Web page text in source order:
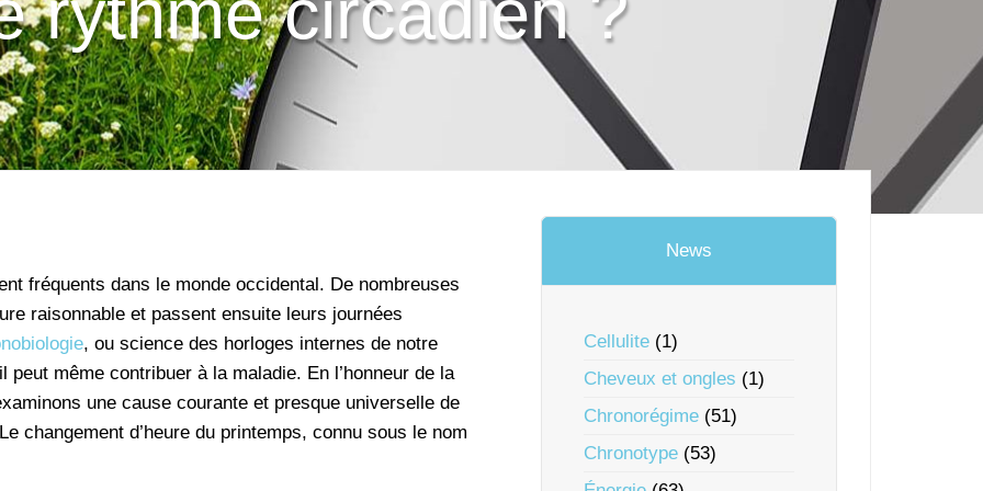
fréquents dans le monde occidental. De nombreuses
raisonnable et passent ensuite leurs journées
, ou science des horloges internes de notre
peut même contribuer à la maladie. En l’honneur de la
une cause courante et presque universelle de
changement d’heure du printemps, connu sous le nom
News
Cellulite (1)
Cheveux et ongles (1)
Chronorégime (51)
Chronotype (53)